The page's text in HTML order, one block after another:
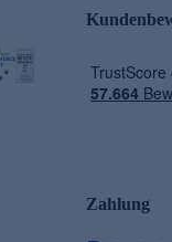
Zahlung